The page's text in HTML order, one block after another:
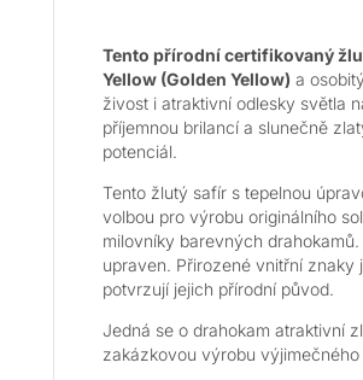
Tento přírodní certifikovaný
Yellow (Golden Yellow) a
živost i atraktivní odlesky světla
příjemnou brilancí a slunečně
potenciál.
Tento žlutý safír s tepelnou
volbou pro výrobu originálního
milovníky barevných drahokamů.
upraven. Přirozené vnitřní znaky
potvrzují jejich přírodní původ.
Jedná se o drahokam atraktivní
zakázkovou výrobu